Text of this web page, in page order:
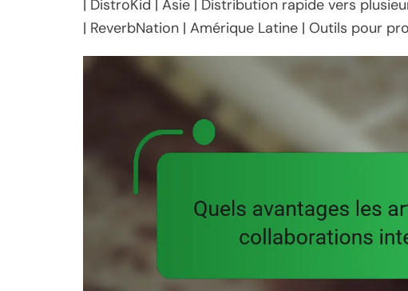
| DistroKid | Asie | Distribution rapide vers
| ReverbNation | Amérique Latine | Outils pour